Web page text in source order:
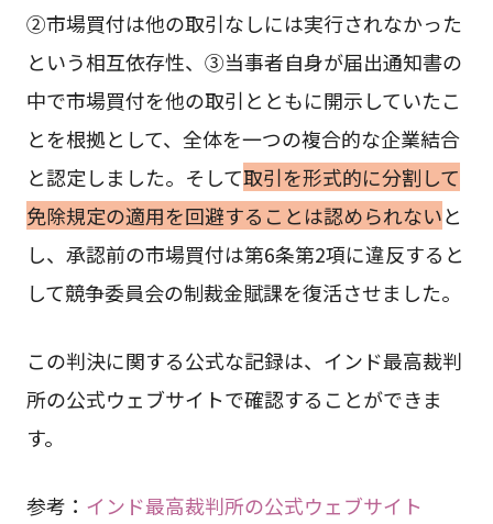
②市場買付は他の取引なしには実行されなかった
という相互依存性、③当事者自身が届出通知書の
中で市場買付を他の取引とともに開示していたこ
とを根拠として、全体を一つの複合的な企業結合
と認定しました。そして取引を形式的に分割して
免除規定の適用を回避することは認められないと
し、承認前の市場買付は第6条第2項に違反すると
して競争委員会の制裁金賦課を復活させました。
この判決に関する公式な記録は、インド最高裁判
所の公式ウェブサイトで確認することができま
す。
参考： インド最高裁判所の公式ウェブサイト